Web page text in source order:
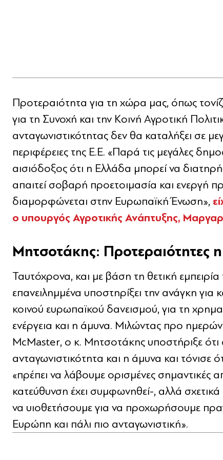
Προτεραιότητα για τη χώρα μας, όπως
για τη Συνοχή και την Κοινή Αγροτική
ανταγωνιστικότητας δεν θα καταλήξει σε
περιφέρειες της Ε.Ε. «Παρά τις μεγάλες
αισιόδοξος ότι η Ελλάδα μπορεί να
απαιτεί σοβαρή προετοιμασία και ενεργή
διαμορφώνεται στην Ευρωπαϊκή Ένωση»,
ο υπουργός Αγροτικής Ανάπτυξης,
Μητσοτάκης: Προτεραιότητες
Ταυτόχρονα, και με βάση τη θετική
επανειλημμένα υποστηρίξει την ανάγκη
κοινού ευρωπαϊκού δανεισμού, για τη
ενέργεια και η άμυνα. Μιλώντας προ
McMaster, ο κ. Μητσοτάκης υποστήριξε ότι
ανταγωνιστικότητα και η άμυνα και
«πρέπει να λάβουμε ορισμένες σημαντικές
κατεύθυνση έχει συμφωνηθεί-, αλλά
να υιοθετήσουμε για να προχωρήσουμε
Ευρώπη και πάλι πιο ανταγωνιστική».